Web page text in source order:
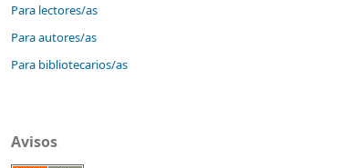
Para lectores/as
Para autores/as
Para bibliotecarios/as
Avisos